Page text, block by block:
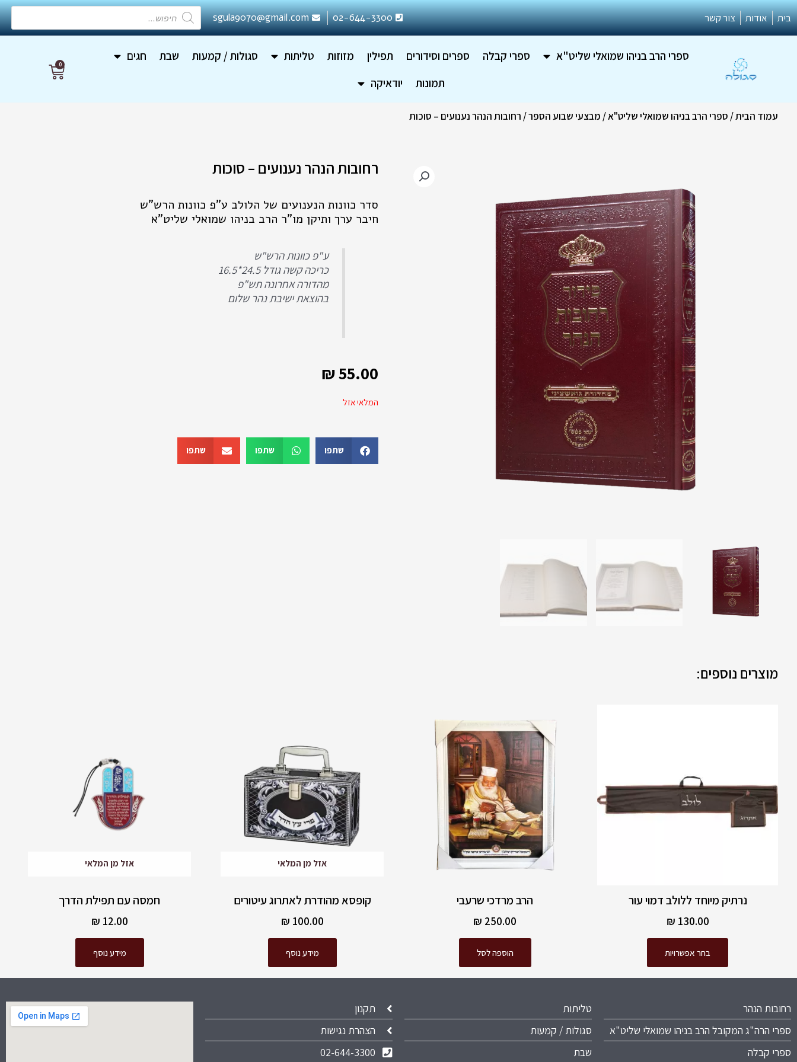
דילוג
לתוכן
בית אודות צור קשר 02-644-3300
sgula9070@gmail.com
Products
search
ספרי הרב בניהו שמואלי שליט"א ספרי קבלה ספרים וסידורים תפילין מזוזות טליתות סגולות / קמעות שבת
חגים
תמונות
יודאיקה
0 עגלת
עמוד הבית/ ספרי הרב בניהו שמואלי שליט"א/ מבצעי שבוע הספר/ רחובות הנהר נענועים – סוכות
רחובות הנהר נענועים – סוכות
סדר כוונות הנענועים של הלולב ע"פ כוונות הרש"ש
חיבר ערך ותיקן מו"ר הרב בניהו שמואלי שליט"א
ע"פ כוונות הרש"ש
כריכה קשה גודל 24.5*16.5
מהדורה אחרונה תש"פ
בהוצאת ישיבת נהר שלום
55.00
₪
המלאי אזל
שתפו שתפו שתפו
מוצרים נוספים:
נרתיק מיוחד ללולב דמוי עור
130.00
₪
בחר אפשרויות
לבחור
את
הרב מרדכי שרעבי
250.00
₪
הוספה לסל
אזל מן המלאי
קופסא מהודרת לאתרוג עיטורים
100.00
₪
מידע נוסף
אזל מן המלאי
חמסה עם תפילת הדרך
12.00
₪
מידע נוסף
רחובות הנהר
ספרי הרה"ג המקובל הרב בניהו שמואלי שליט"א
ספרי קבלה
טליתות
סגולות / קמעות
שבת
תקנון
הצהרת נגישות
02-644-3300